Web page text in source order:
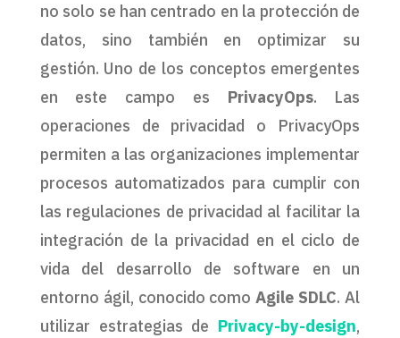
no solo se han centrado en la protección de
datos, sino también en optimizar su
gestión. Uno de los conceptos emergentes
en este campo es PrivacyOps. Las
operaciones de privacidad o PrivacyOps
permiten a las organizaciones implementar
procesos automatizados para cumplir con
las regulaciones de privacidad al facilitar la
integración de la privacidad en el ciclo de
vida del desarrollo de software en un
entorno ágil, conocido comoAgile SDLC. Al
utilizar estrategias de Privacy-by-design,